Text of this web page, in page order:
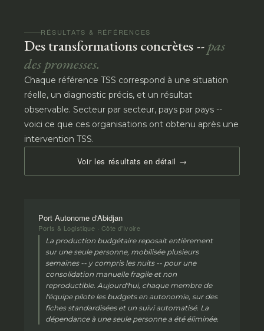
RÉSULTATS & RÉFÉRENCES
Des transformations concrètes --pas
des promesses.
Chaque référence TSS correspond à une situation
réelle, un diagnostic précis, et un résultat
observable. Secteur par secteur, pays par pays --
voici ce que ces organisations ont obtenu après une
intervention TSS.
Voir les résultats en détail →
Port Autonome d'Abidjan
Ports & Logistique · Côte d'Ivoire
La production budgétaire reposait entièrement
sur une seule personne, mobilisée plusieurs
semaines -- y compris les nuits -- pour une
consolidation manuelle fragile et non
reproductible. Aujourd'hui, chaque membre de
l'équipe pilote les budgets en autonomie, sur des
fiches standardisées et un suivi automatisé. La
dépendance à une seule personne a été éliminée.